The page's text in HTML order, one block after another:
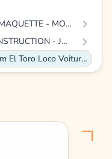
CONSTRUCTION - MODELISME - MAQUETTE - MODELE REDUIT A CONSTRUIRE
JEU D'ASSEMBLAGE - JEU DE CONSTRUCTION - JEU DE MANIPULATION
LEGO® 42135 Technic Monter Jam El Toro Loco Voiture Jouet pour Enfants dès 7 Ans 2 en 1 Truck et Véhicule Tout-Terrain